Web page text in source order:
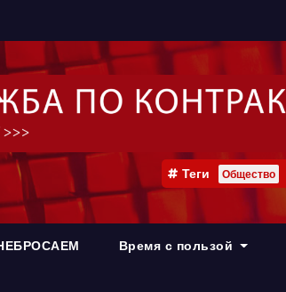
Теги Общество
Время с пользой